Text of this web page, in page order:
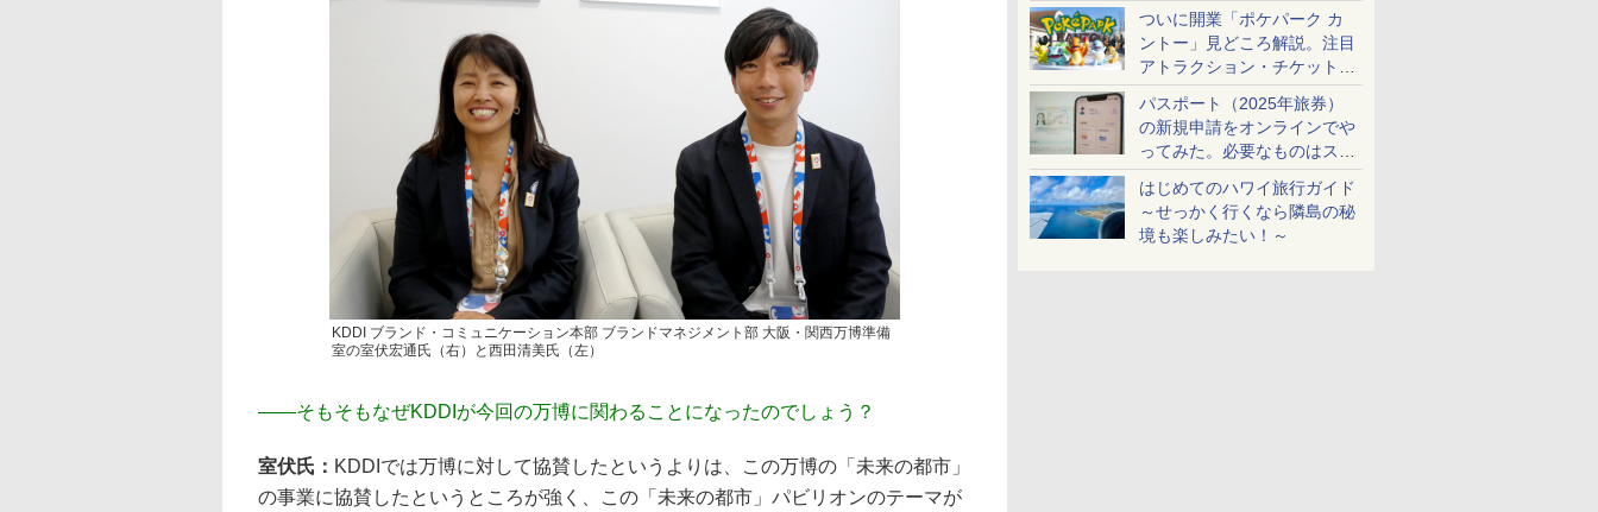
ケットも解説
ついに開業「ポケパーク カ
ントー」見どころ解説。注目
アトラクション・チケット手
配・来場前に必要な準備は？
パスポート（2025年旅券）
の新規申請をオンラインでや
ってみた。必要なものはスマ
ホとマイナカードのみ
はじめてのハワイ旅行ガイド
～せっかく行くなら隣島の秘
境も楽しみたい！～
KDDI ブランド・コミュニケーション本部 ブランドマネジメント部 大阪・関西万博準備
室の室伏宏通氏（右）と西田清美氏（左）
――そもそもなぜKDDIが今回の万博に関わることになったのでしょう？
室伏氏： KDDIでは万博に対して協賛したというよりは、この万博の「未来の都市」
の事業に協賛したというところが強く、この「未来の都市」パビリオンのテーマが